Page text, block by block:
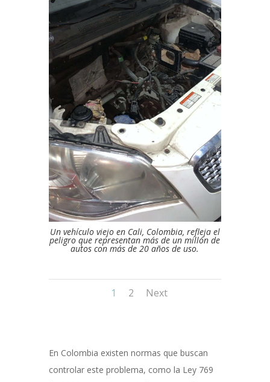
Un vehículo viejo en Cali, Colombia, refleja el
peligro que representan más de un millón de
autos con más de 20 años de uso.
1 2 Next
En Colombia existen normas que buscan
controlar este problema, como la Ley 769